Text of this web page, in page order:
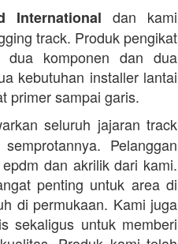
International dan kami
track. Produk pengikat
dua komponen dan dua
kebutuhan installer lantai
primer sampai garis.
seluruh jajaran track
Pelanggan
dan akrilik dari kami.
penting untuk area di
di permukaan. Kami juga
sekaligus untuk memberi